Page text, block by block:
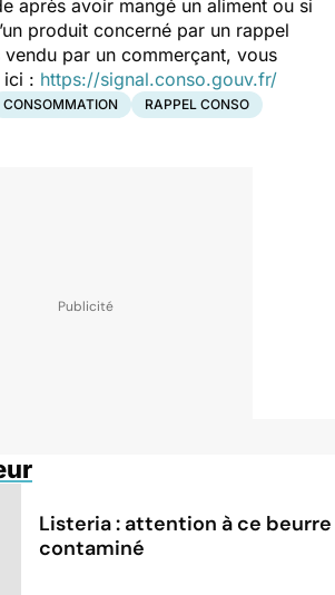
après avoir mangé un aliment ou si
produit concerné par un rappel
par un commerçant, vous
ici : https://signal.conso.gouv.fr/
CONSOMMATION
RAPPEL CONSO
Listeria : attention à ce beurre
contaminé